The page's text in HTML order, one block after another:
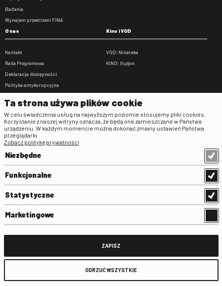
Badania
Wynajem przestrzeni FINA
O nas
Kontakt
Rada Programowa
Deklaracja dostępności
Polityka antykorupcyjna
Zamówienia publiczne
Praca w FINA
Kino i VOD
VOD: Ninateka
KINO: Iluzjon
Regulaminy
Klauzula informacyjna RODO
Regulamin użytkowania parkingu
Standardy ochrony małoletnich
Regulamin kina Iluzjon
Ta strona używa plików cookie
W celu świadczenia usług na najwyższym poziomie stosujemy pliki cookies.
Korzystanie z naszej witryny oznacza, że będą one zamieszczane w Państwa
urządzeniu. W każdym momencie można dokonać zmiany ustawień Państwa
przeglądarki
Zobacz politykę prywatności
Niezbędne
Funkcjonalne
Statystyczne
Marketingowe
ZAPISZ
ODRZUĆ WSZYSTKIE